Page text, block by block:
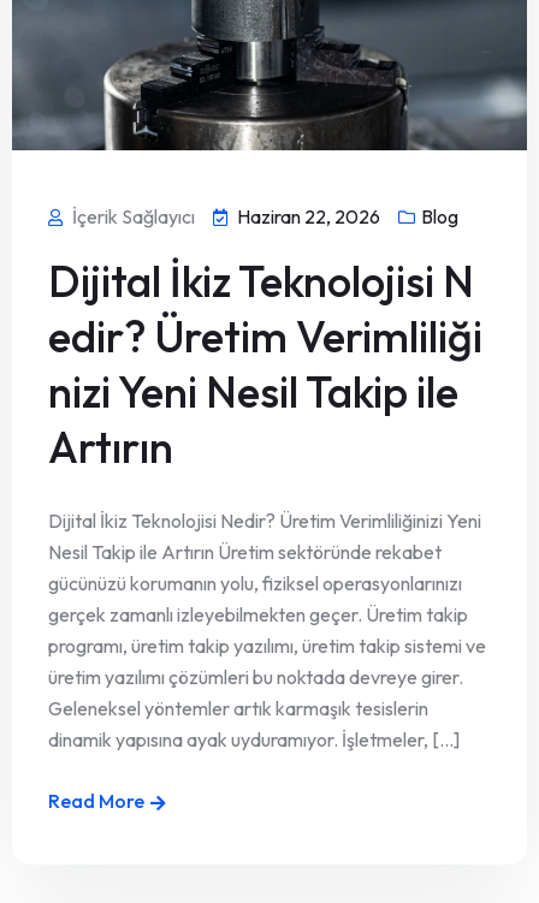
İçerik Sağlayıcı Haziran 22, 2026 Blog
Dijital İkiz Teknolojisi N
edir? Üretim Verimliliği
nizi Yeni Nesil Takip ile
Artırın
Dijital İkiz Teknolojisi Nedir? Üretim Verimliliğinizi Yeni
Nesil Takip ile Artırın Üretim sektöründe rekabet
gücünüzü korumanın yolu, fiziksel operasyonlarınızı
gerçek zamanlı izleyebilmekten geçer. Üretim takip
programı, üretim takip yazılımı, üretim takip sistemi ve
üretim yazılımı çözümleri bu noktada devreye girer.
Geleneksel yöntemler artık karmaşık tesislerin
dinamik yapısına ayak uyduramıyor. İşletmeler, [...]
Read More